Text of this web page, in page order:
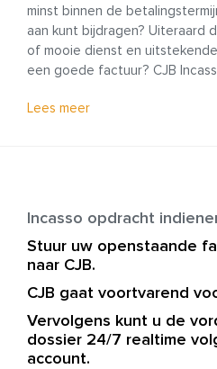
minst binnen de
aan kunt bijdragen? Uiteraard
of mooie dienst en
een goede factuur? CJB
Lees meer
Incasso opdracht
Stuur uw openstaande
naar CJB.
CJB gaat voortvarend
Vervolgens kunt u de
dossier 24/7 realtime
account.